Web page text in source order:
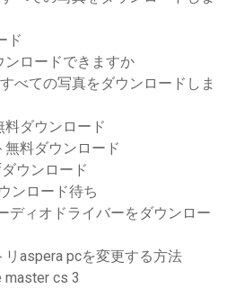
ド
ロードできますか
べての写真をダウンロードしま
ダウンロード
料ダウンロード
ウンロード
ンロード待ち
ディオドライバーをダウンロー
aspera pcを変更する方法
master cs 3